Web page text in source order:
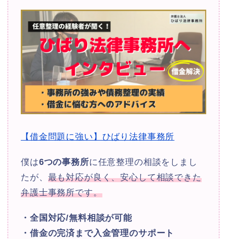
【借金問題に強い】ひばり法律事務所
僕は6つの事務所に任意整理の相談をしまし
たが、 最も対応が良く、安心して相談できた
弁護士事務所です。
・全国対応/無料相談が可能
・借金の完済まで入金管理のサポート